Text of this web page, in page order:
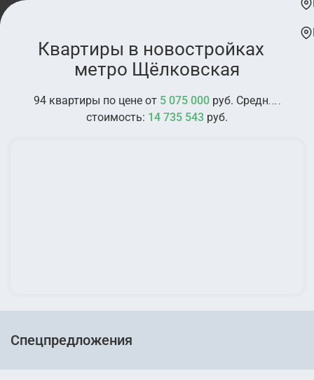
Квартиры в новостройках у
метро Щёлковская
94 квартиры по цене от 5 075 000руб. Средняя
стоимость: 14 735 543 руб.
Спецпредложения